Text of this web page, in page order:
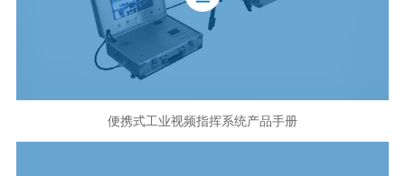
便携式工业视频指挥系统产品手册